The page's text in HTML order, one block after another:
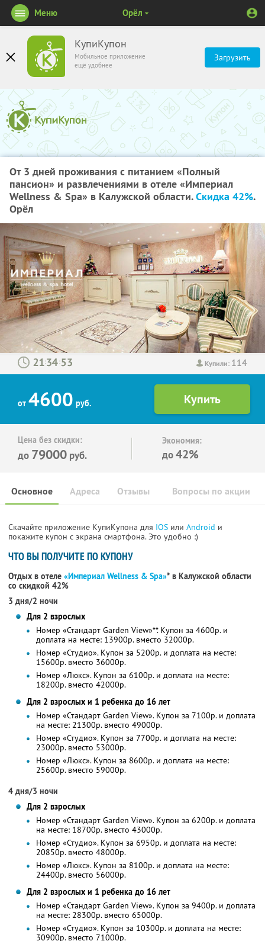
КупиКупон
Мобильное приложение
ещё удобнее
Загрузить
Меню Орёл
От 3 дней проживания с питанием «Полный
пансион» и развлечениями в отеле «Империал
Wellness & Spa» в Калужской области.Скидка 42%.
Орёл
Купили: 114
: :
от 4600 руб.
Цена без скидки:
до 79000 руб.
Экономия:
до42%
Основное Отзывы Вопросы по акции
Адреса
Скачайте приложение КупиКупона для IOS или Android и
покажите купон с экрана смартфона. Это удобно :)
ЧТО ВЫ ПОЛУЧИТЕ ПО КУПОНУ
Отдых в отеле «Империал Wellness & Spa»* в Калужской области
со скидкой 42%
3 дня/2 ночи
Для 2 взрослых
Номер «Стандарт Garden View»**. Купон за 4600р. и
доплата на месте: 13900р. вместо 32000р.
Номер «Студио». Купон за 5200р. и доплата на месте:
15600р. вместо 36000р.
Номер «Люкс». Купон за 6100р. и доплата на месте:
18200р. вместо 42000р.
Для 2 взрослых и 1 ребенка до 16 лет
Номер «Стандарт Garden View». Купон за 7100р. и доплата
на месте: 21300р. вместо 49000р.
Номер «Студио». Купон за 7700р. и доплата на месте:
23000р. вместо 53000р.
Номер «Люкс». Купон за 8600р. и доплата на месте:
25600р. вместо 59000р.
4 дня/3 ночи
Для 2 взрослых
Номер «Стандарт Garden View». Купон за 6200р. и доплата
на месте: 18700р. вместо 43000р.
Номер «Студио». Купон за 6950р. и доплата на месте:
20850р. вместо 48000р.
Номер «Люкс». Купон за 8100р. и доплата на месте:
24400р. вместо 56000р.
Для 2 взрослых и 1 ребенка до 16 лет
Номер «Стандарт Garden View». Купон за 9400р. и доплата
на месте: 28300р. вместо 65000р.
Номер «Студио». Купон за 10300р. и доплата на месте:
30900р. вместо 71000р.